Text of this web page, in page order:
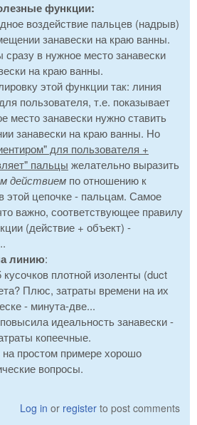
функции:
воздействие пальцев (надрыв)
занавески на краю ванны.
в нужное место занавески
на краю ванны.
этой функции так: линия
пользователя, т.е. показывает
место занавески нужно ставить
занавески на краю ванны. Но
для пользователя +
пальцы желательно выразить
действием по отношению к
этой цепочке - пальцам. Самое
важно, соответствующее правилу
(действие + объект) -
линию:
плотной изоленты (duct
Плюс, затраты времени на их
- минута-две...
идеальность занавески -
копеечные.
простом примере хорошо
вопросы.
Log in or register to post comments